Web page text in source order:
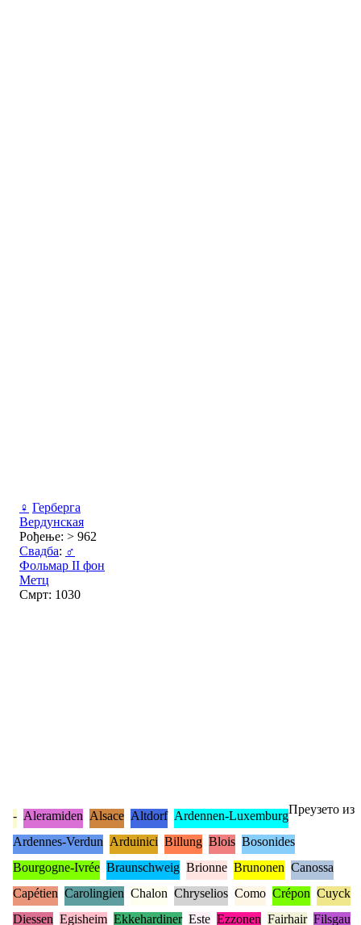
♀ Герберга
Вердунская
Рођење: > 962
Свадба: ♂
Фольмар II фон
Метц
Смрт: 1030
- Aleramiden Alsace Altdorf Ardennen-Luxemburg
Ardennes-Verdun Arduinici Billung Blois Bosonides
Bourgogne-Ivrée Braunschweig Brionne Brunonen Canossa
Capétien Carolingien Chalon Chryselios Como Crépon Cuyck
Diessen Egisheim Ekkehardiner Este Ezzonen Fairhair Filsgau
Преузето из